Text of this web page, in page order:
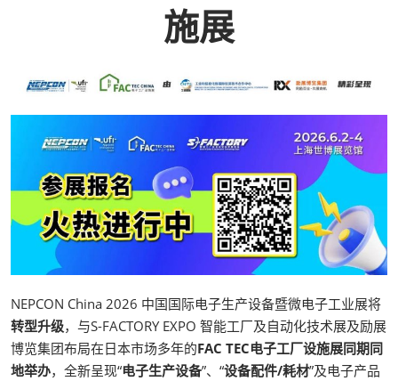
施展
NEPCON China 2026 中国国际电子生产设备暨微电子工业展将
转型升级，与S-FACTORY EXPO 智能工厂及自动化技术展及励展
博览集团布局在日本市场多年的FAC TEC电子工厂设施展同期同
地举办，全新呈现“电子生产设备”、“设备配件/耗材”及电子产品